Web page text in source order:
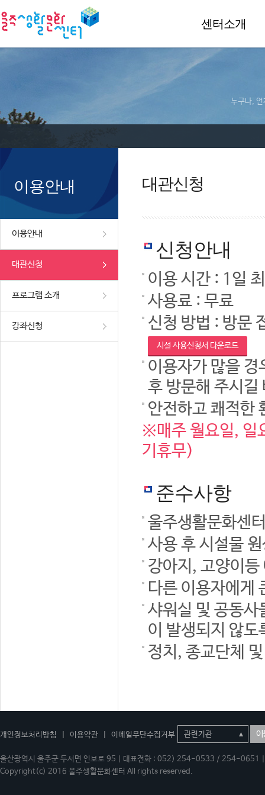
센터소개
누구나, 언
이용안내
이용안내
대관신청
프로그램 소개
강좌신청
대관신청
신청안내
이용 시간 : 1일
사용료 : 무료
신청 방법 : 방문
시설 사용신청서 다운로드
이용자가 많을 경
후 방문해 주시길
안전하고 쾌적한
※매주 월요일, 일
기휴무)
준수사항
울주생활문화센
사용 후 시설물
강아지, 고양이
다른 이용자에게
샤워실 및 공동사
이 발생되지 않도
정치, 종교단체
개인정보처리방침 이용약관 이메일무단수집거부 이
울산광역시 울주군 두서면 인보로 95 | 대표전화 : 052) 254-0533 / 254-
Copyright(c) 2016 울주생활문화센터 All rights reserved.